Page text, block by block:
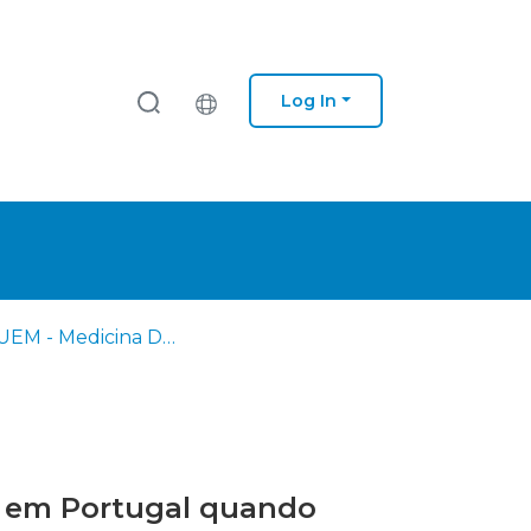
Log In
EM - IUEM - Medicina Dentária
em Portugal quando